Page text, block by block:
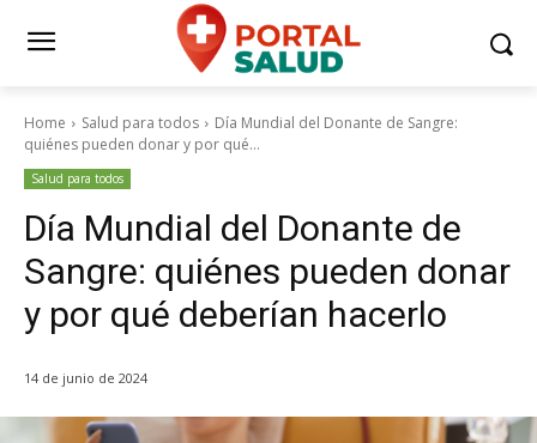
Home Salud para todos
Día Mundial del Donante de Sangre:
quiénes pueden donar y por qué...
Salud para todos
Día Mundial del Donante de
Sangre: quiénes pueden donar
y por qué deberían hacerlo
14 de junio de 2024